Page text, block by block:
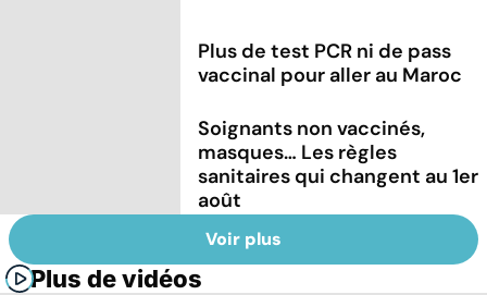
Plus de test PCR ni de pass
vaccinal pour aller au Maroc
Soignants non vaccinés,
masques… Les règles
sanitaires qui changent au 1er
août
Voir plus
Plus de vidéos